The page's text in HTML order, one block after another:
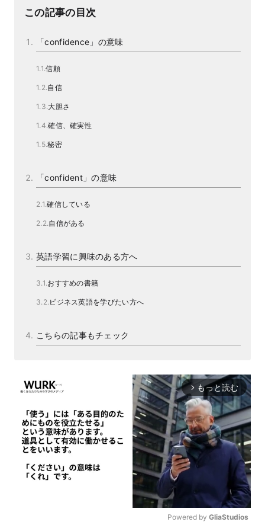
この記事の目次
「confidence」の意味
信頼
自信
大胆さ
確信、確実性
秘密
「confident」の意味
確信している
自信がある
英語学習に興味のある方へ
おすすめの書籍
ビジネス英語を学びたい方へ
こちらの記事もチェック
arrow_forward_ios もっと読む
Powered by GliaStudios